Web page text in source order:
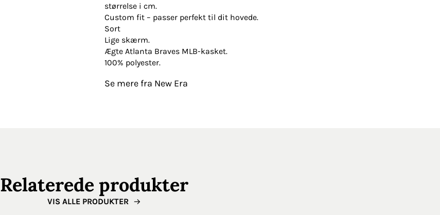
størrelse i cm.
Custom fit – passer perfekt til dit hovede.
Sort
Lige skærm.
Ægte Atlanta Braves MLB-kasket.
100% polyester.
Se mere fra New Era
Relaterede produkter
VIS ALLE PRODUKTER